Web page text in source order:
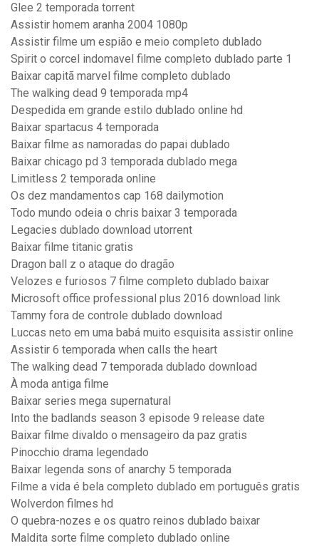
Glee 2 temporada torrent
Assistir homem aranha 2004 1080p
Assistir filme um espião e meio completo dublado
Spirit o corcel indomavel filme completo dublado parte 1
Baixar capitã marvel filme completo dublado
The walking dead 9 temporada mp4
Despedida em grande estilo dublado online hd
Baixar spartacus 4 temporada
Baixar filme as namoradas do papai dublado
Baixar chicago pd 3 temporada dublado mega
Limitless 2 temporada online
Os dez mandamentos cap 168 dailymotion
Todo mundo odeia o chris baixar 3 temporada
Legacies dublado download utorrent
Baixar filme titanic gratis
Dragon ball z o ataque do dragão
Velozes e furiosos 7 filme completo dublado baixar
Microsoft office professional plus 2016 download link
Tammy fora de controle dublado download
Luccas neto em uma babá muito esquisita assistir online
Assistir 6 temporada when calls the heart
The walking dead 7 temporada dublado download
À moda antiga filme
Baixar series mega supernatural
Into the badlands season 3 episode 9 release date
Baixar filme divaldo o mensageiro da paz gratis
Pinocchio drama legendado
Baixar legenda sons of anarchy 5 temporada
Filme a vida é bela completo dublado em português gratis
Wolverdon filmes hd
O quebra-nozes e os quatro reinos dublado baixar
Maldita sorte filme completo dublado online